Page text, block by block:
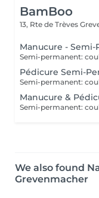
BamBoo
13, Rte de Trèves
Manucure -
Semi-permanent:
Pédicure Semi-
Semi-permanent:
Manucure &
Semi-permanent:
We also found
Grevenmacher